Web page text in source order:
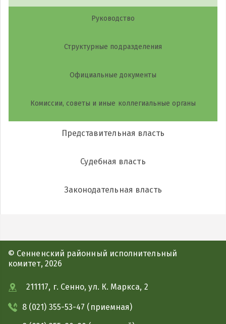
Руководство
Структурные подразделения
Официальные документы
Комиссии, советы и иные коллегиальные органы
Представительная власть
Судебная власть
Законодательная власть
© Сенненский районный исполнительный
комитет, 2026
211117, г. Сенно, ул. К. Маркса, 2
8 (021) 355-53-47 (приемная)